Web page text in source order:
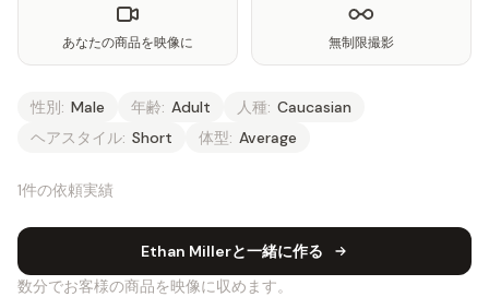
あなたの商品を映像に 無制限撮影
性別: Male 年齢: Adult 人種: Caucasian
ヘアスタイル: Short 体型: Average
1件の依頼実績
Ethan Millerと一緒に作る
数分でお客様の商品を映像に収めます。